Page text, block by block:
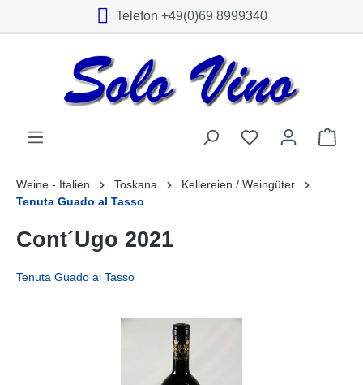
Telefon +49(0)69 8999340
Weine - Italien Toskana
Kellereien / Weingüter
Tenuta Guado al Tasso
Cont´Ugo 2021
Tenuta Guado al Tasso
Bildergalerie überspringen